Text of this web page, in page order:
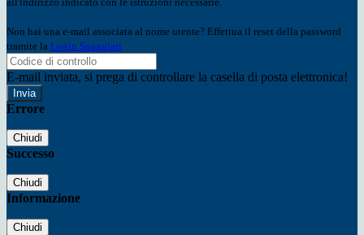
Non hai una e-mail associata al nome utente? Effettua il reset della password
tramite la Login Spaggiari
E-mail inviata, si prega di controllare la casella di posta elettronica!
Errore
Chiudi
Successo
Chiudi
Informazione
Chiudi